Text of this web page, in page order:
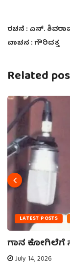
ರಚನೆ : ಎನ್.
ವಾಚನ : ಗೌರಿದತ್ತ
Related
LATEST POSTS
ಗಾನ
July 14, 2026